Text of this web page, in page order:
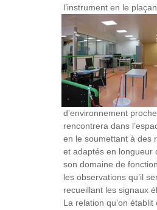
l’instrument en le
d’environnement
rencontrera dans
en le soumettant à des
et adaptés en longueur
son domaine de
les observations qu’il
recueillant les signaux
La relation qu’on